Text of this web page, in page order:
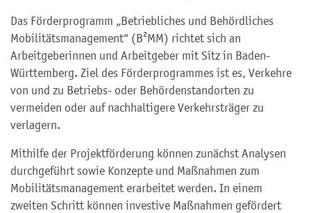
Das Förderprogramm „Betriebliches und Behördliches
Mobilitätsmanagement“ (B²MM) richtet sich an
Arbeitgeberinnen und Arbeitgeber mit Sitz in Baden-
Württemberg. Ziel des Förderprogrammes ist es, Verkehre
von und zu Betriebs- oder Behördenstandorten zu
vermeiden oder auf nachhaltigere Verkehrsträger zu
verlagern.
Mithilfe der Projektförderung können zunächst Analysen
durchgeführt sowie Konzepte und Maßnahmen zum
Mobilitätsmanagement erarbeitet werden. In einem
zweiten Schritt können investive Maßnahmen gefördert